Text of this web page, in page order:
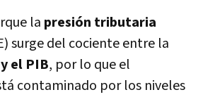
la presión tributaria
surge del cociente entre la
el PIB, por lo que el
contaminado por los niveles